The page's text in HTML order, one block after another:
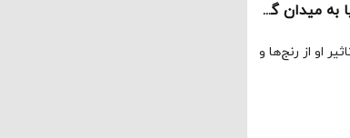
جسورانه / «خون شد»؛ روایت آرمان‌گرایی که با هدف اصلاح پا به میدان گذاشته
او از رنج‌ها و